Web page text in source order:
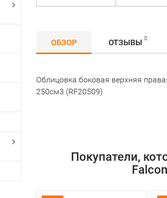
ОБЗОР ОТЗЫВЫ 0
Облицовка боковая верхняя
250см3 (RF20509)
Покупатели,